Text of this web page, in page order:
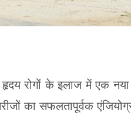
रोगों के इलाज में एक नया
का सफलतापूर्वक